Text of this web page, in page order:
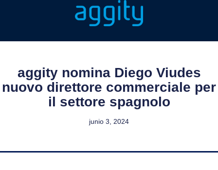
aggity nomina Diego Viudes
nuovo direttore commerciale per
il settore spagnolo
junio 3, 2024